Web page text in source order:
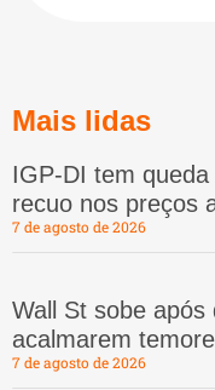
Mais lidas
IGP-DI tem
recuo nos preços
7 de agosto de 2026
Wall St sobe
acalmarem
7 de agosto de 2026